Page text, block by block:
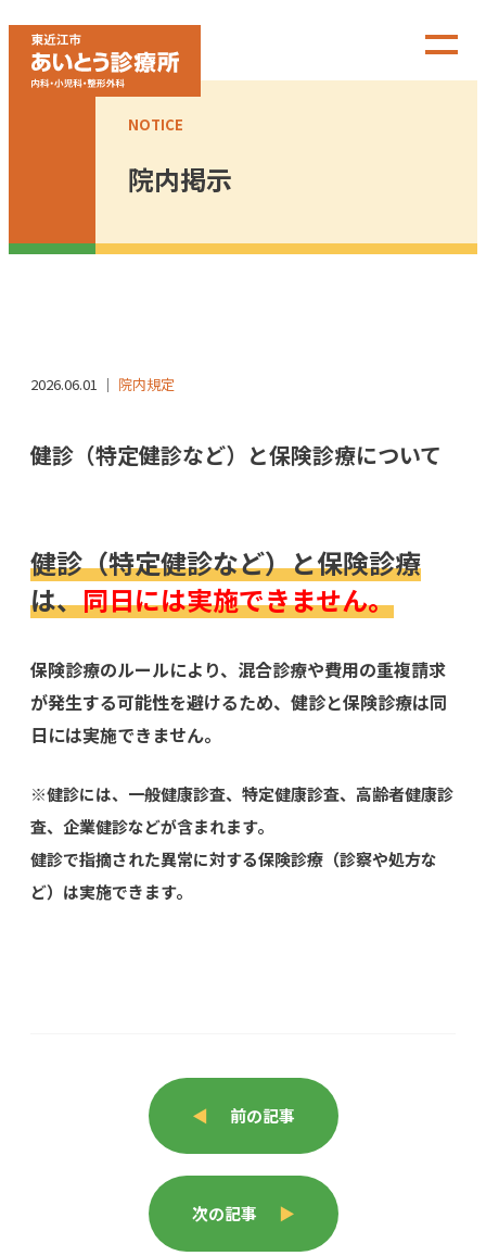
NOTICE
院内掲示
2026.06.01 ｜ 院内規定
健診（特定健診など）と保険診療について
健診（特定健診など）と保険診療
は、同日には実施できません。
保険診療のルールにより、混合診療や費用の重複請求
が発生する可能性を避けるため、健診と保険診療は同
日には実施できません。
※健診には、一般健康診査、特定健康診査、高齢者健康診
査、企業健診などが含まれます。
健診で指摘された異常に対する保険診療（診察や処方な
ど）は実施できます。
◀ 前の記事
次の記事 ▶